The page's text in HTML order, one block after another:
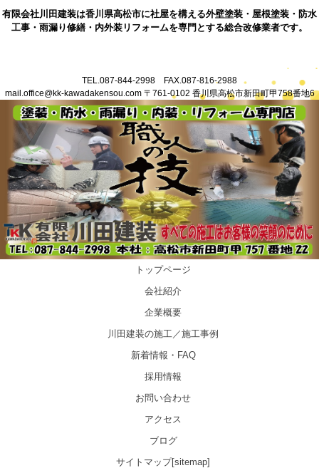
有限会社川田建装は香川県高松市に社屋を構える外壁塗装・屋根塗装・防水
工事・雨漏り修繕・内外装リフォームを専門とする総合改修業者です。
TEL.087-844-2998 FAX.087-816-2988
mail.office@kk-kawadakensou.com 〒761-0102 香川県高松市新田町甲758番地6
トップページ
会社紹介
企業概要
川田建装の施工／施工事例
新着情報・FAQ
採用情報
お問い合わせ
アクセス
ブログ
サイトマップ[sitemap]